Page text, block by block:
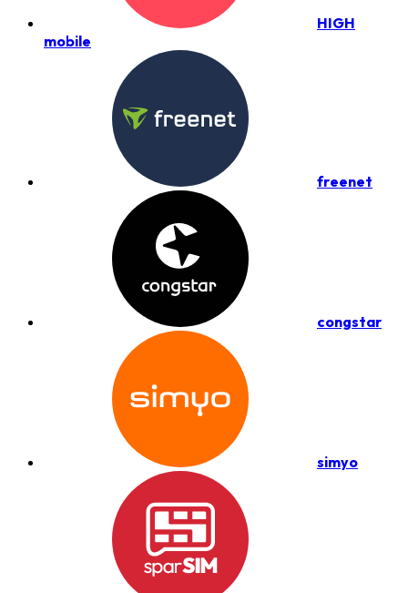
HIGH
mobile
freenet
congstar
simyo